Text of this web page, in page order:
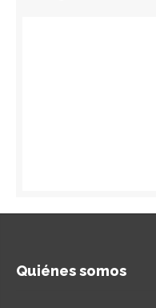
Quiénes somos